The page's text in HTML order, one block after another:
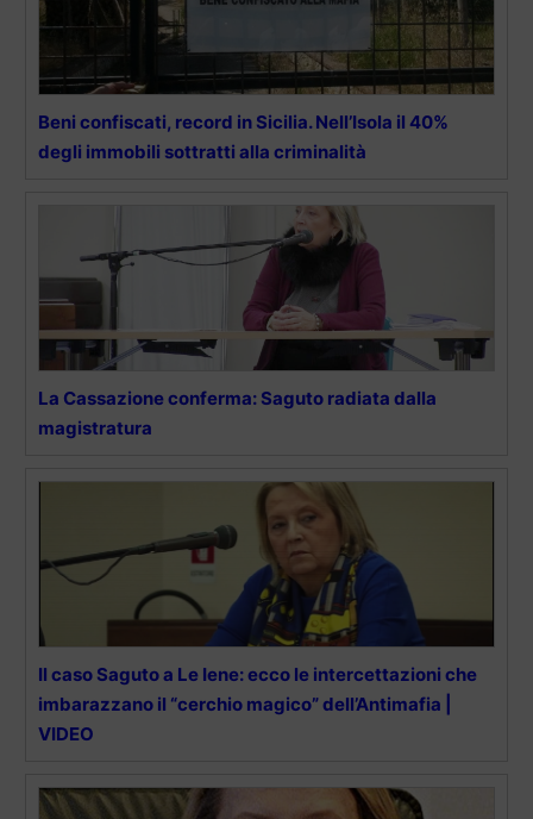
Beni confiscati, record in Sicilia. Nell’Isola il 40%
degli immobili sottratti alla criminalità
La Cassazione conferma: Saguto radiata dalla
magistratura
Il caso Saguto a Le Iene: ecco le intercettazioni che
imbarazzano il “cerchio magico” dell’Antimafia |
VIDEO